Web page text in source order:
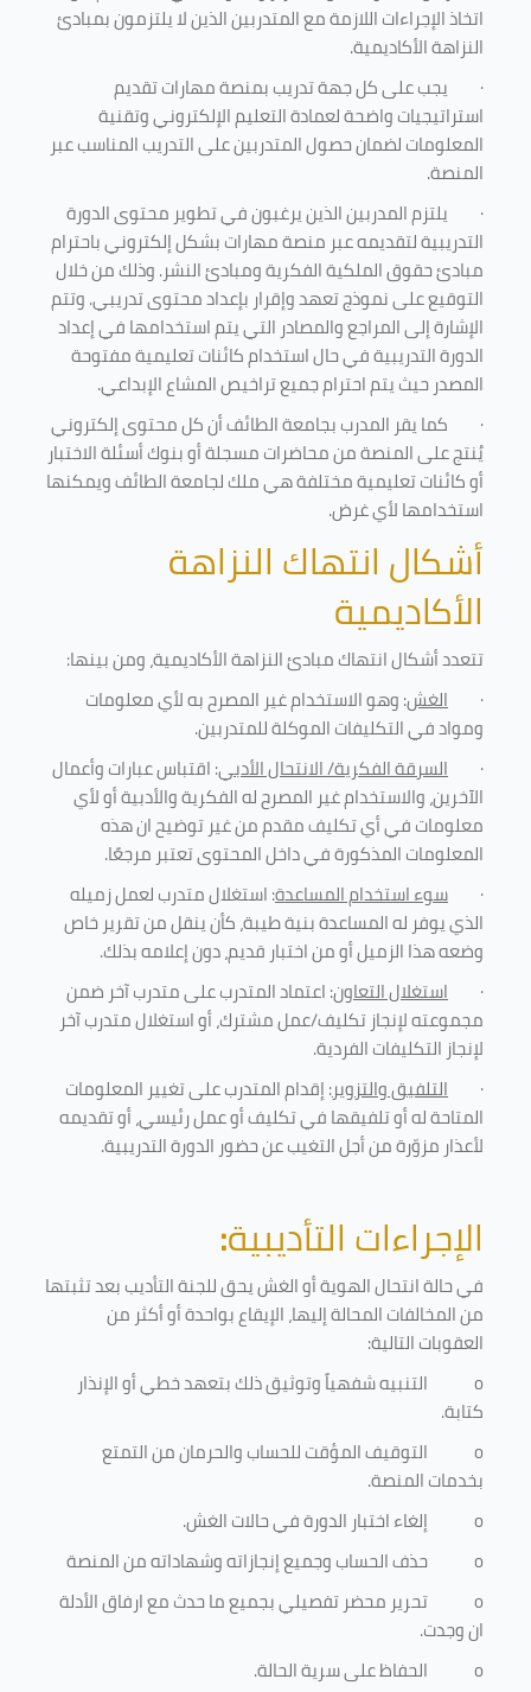
اتخاذ الإجراءات اللازمة مع المتدربين الذين لا يلتزمون بمبادئ
النزاهة الأكاديمية.
· يجب على كل جهة تدريب بمنصة مهارات تقديم
استراتيجيات واضحة لعمادة التعليم الإلكتروني وتقنية
المعلومات لضمان حصول المتدربين على التدريب المناسب عبر
المنصة.
· يلتزم المدربين الذين يرغبون في تطوير محتوى الدورة
التدريبية لتقديمه عبر منصة مهارات بشكل إلكتروني باحترام
مبادئ حقوق الملكية الفكرية ومبادئ النشر. وذلك من خلال
التوقيع على نموذج تعهد وإقرار بإعداد محتوى تدريبي. وتتم
الإشارة إلى المراجع والمصادر التي يتم استخدامها في إعداد
الدورة التدريبية في حال استخدام كائنات تعليمية مفتوحة
المصدر حيث يتم احترام جميع تراخيص المشاع الإبداعي.
· كما يقر المدرب بجامعة الطائف أن كل محتوى إلكتروني
يُنتج على المنصة من محاضرات مسجلة أو بنوك أسئلة الاختبار
أو كائنات تعليمية مختلفة هي ملك لجامعة الطائف ويمكنها
استخدامها لأي غرض.
أشكال انتهاك النزاهة
الأكاديمية
تتعدد أشكال انتهاك مبادئ النزاهة الأكاديمية، ومن بينها:
· الغش: وهو الاستخدام غير المصرح به لأي معلومات
ومواد في التكليفاتالموكلة للمتدربين.
· السرقة الفكرية/ الانتحال الأدبي: اقتباس عبارات وأعمال
الآخرين، والاستخدام غير المصرح له الفكرية والأدبية أو لأي
معلومات في أي تكليف مقدم من غير توضيح ان هذه
المعلومات المذكورة في داخل المحتوى تعتبر مرجعًا.
· سوء استخدام المساعدة: استغلال متدرب لعمل زميله
الذي يوفر له المساعدة بنية طيبة، كأن ينقل من تقرير خاص
وضعه هذا الزميل أو من اختبار قديم، دون إعلامه بذلك.
· استغلال التعاون: اعتماد المتدرب على متدرب آخر ضمن
مجموعته لإنجاز تكليف/عمل مشترك، أو استغلال متدرب آخر
لإنجاز التكليفات الفردية.
· التلفيق والتزوير: إقدام المتدرب على تغيير المعلومات
المتاحة له أو تلفيقها في تكليف أو عمل رئيسي، أو تقديمه
لأعذار مزوّرة من أجل التغيب عن حضور الدورة التدريبية.
الإجراءات التأديبية:
في حالة انتحال الهوية أو الغش يحق للجنة التأديب بعد تثبتها
من المخالفات المحالة إليها، الإيقاع بواحدة أو أكثر من
العقوبات التالية:
o
التنبيه شفهياً وتوثيق ذلك بتعهد خطي أو الإنذار
كتابة.
o
التوقيف المؤقت للحساب والحرمان من التمتع
بخدمات المنصة.
o
إلغاء اختبار الدورة في حالات الغش.
o
حذف الحساب وجميع إنجازاته وشهاداته من المنصة
o
تحرير محضر تفصيلي بجميع ما حدث مع ارفاق الأدلة
ان وجدت.
o
الحفاظ على سرية الحالة.